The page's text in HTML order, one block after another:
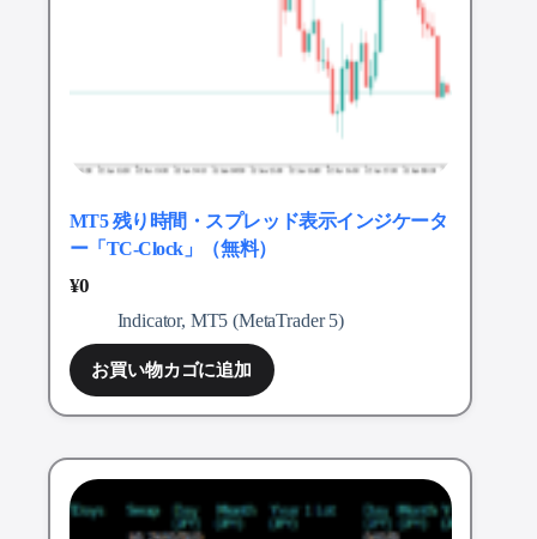
MT5 残り時間・スプレッド表示インジケータ
ー「TC-Clock」（無料）
¥0
Indicator, MT5 (MetaTrader 5)
お買い物カゴに追加